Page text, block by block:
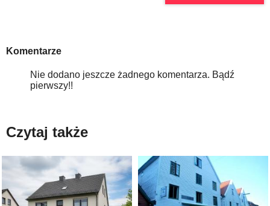
Komentarze
Nie dodano jeszcze żadnego komentarza. Bądź
pierwszy!!
Czytaj także